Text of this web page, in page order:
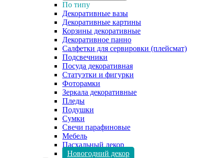
По типу
Декоративные вазы
Декоративные картины
Корзины декоративные
Декоративное панно
Салфетки для сервировки (плейсмат)
Подсвечники
Посуда декоративная
Статуэтки и фигурки
Фоторамки
Зеркала декоративные
Пледы
Подушки
Сумки
Свечи парафиновые
Мебель
Пасхальный декор
Новогодний декор